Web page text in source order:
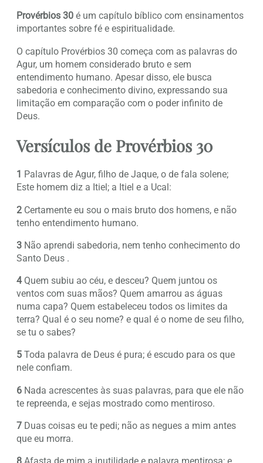
Provérbios 30 é um capítulo bíblico com ensinamentos
importantes sobre fé e espiritualidade.
O capítulo Provérbios 30 começa com as palavras do
Agur, um homem considerado bruto e sem
entendimento humano. Apesar disso, ele busca
sabedoria e conhecimento divino, expressando sua
limitação em comparação com o poder infinito de
Deus.
Versículos de Provérbios 30
1 Palavras de Agur, filho de Jaque, o de fala solene;
Este homem diz a Itiel; a Itiel e a Ucal:
2 Certamente eu sou o mais bruto dos homens, e não
tenho entendimento humano.
3 Não aprendi sabedoria, nem tenho conhecimento do
Santo Deus .
4Quem subiu ao céu, e desceu? Quem juntou os
ventos com suas mãos? Quem amarrou as águas
numa capa? Quem estabeleceu todos os limites da
terra? Qual é o seu nome? e qual é o nome de seu filho,
se tu o sabes?
5 Toda palavra de Deus é pura; é escudo para os que
nele confiam.
6 Nada acrescentes às suas palavras, para que ele não
te repreenda, e sejas mostrado como mentiroso.
7 Duas coisas eu te pedi; não as negues a mim antes
que eu morra.